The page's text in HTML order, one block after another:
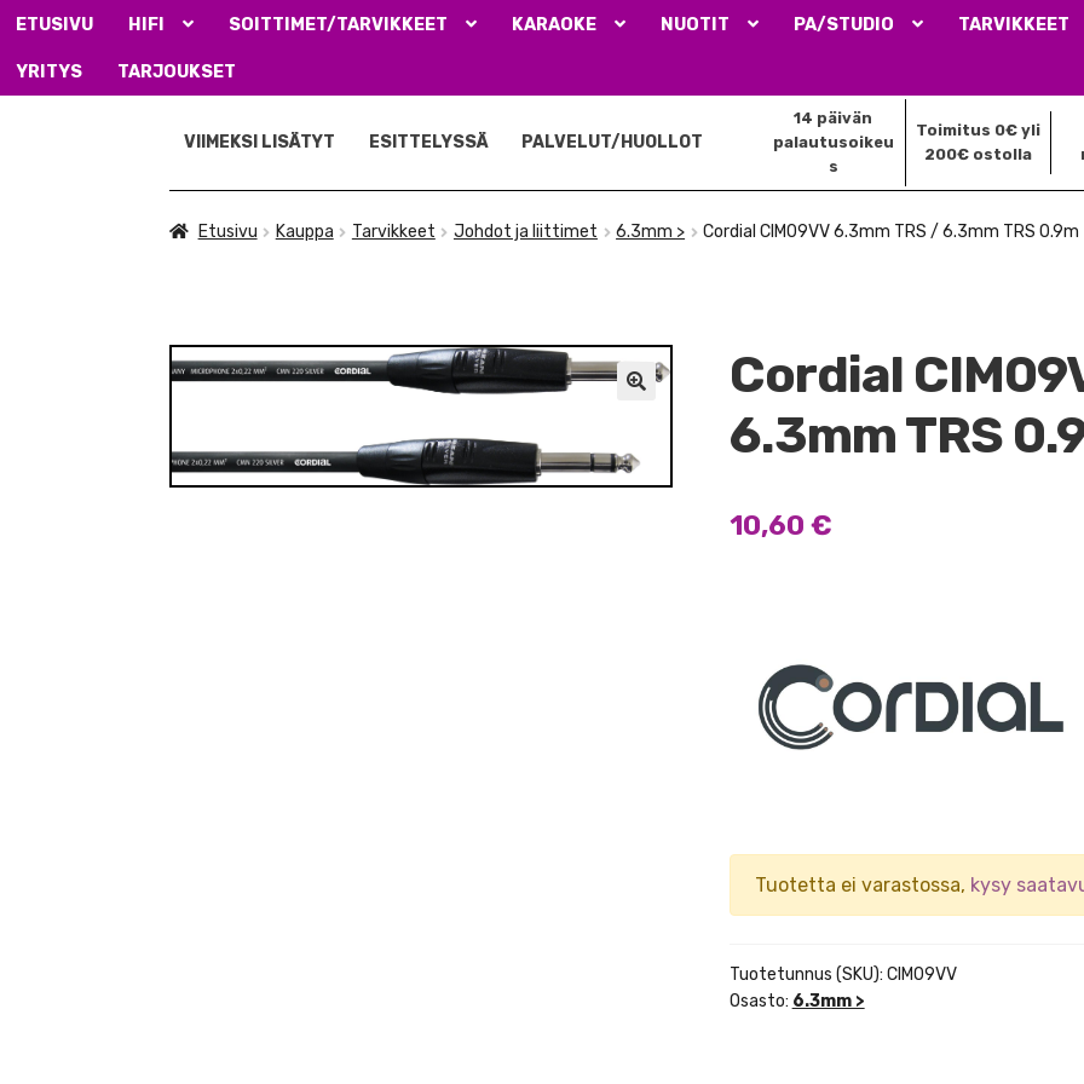
ETUSIVU HIFI SOITTIMET/TARVIKKEET KARAOKE NUOTIT PA/STUDIO TARVIKKEET
YRITYS TARJOUKSET
navigointiin
sisältöön
14 päivän
palautusoikeu
s
Toimitus 0€ yli
200€ ostolla
VIIMEKSI LISÄTYT ESITTELYSSÄ PALVELUT/HUOLLOT
Etusivu Kauppa Tarvikkeet Johdot ja liittimet 6.3mm > Cordial CIM09VV 6.3mm TRS / 6.3mm TRS 0.9m
Cordial
6.3mm TRS
10,60 €
Tuotetta ei varastossa, kysy
Tuotetunnus (SKU): CIM09VV
Osasto: 6.3mm >